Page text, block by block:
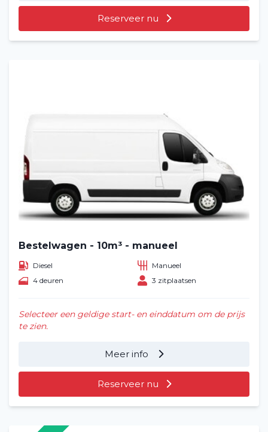
Reserveer nu
Bestelwagen - 10m³ - manueel
Diesel
Manueel
4 deuren
3 zitplaatsen
Selecteer een geldige start- en einddatum om de prijs
te zien.
Meer info
Reserveer nu